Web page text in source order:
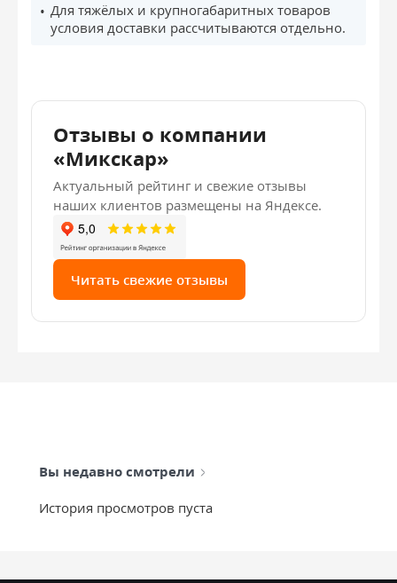
Для тяжёлых и крупногабаритных товаров
условия доставки рассчитываются отдельно.
Отзывы о компании
«Микскар»
Актуальный рейтинг и свежие отзывы
наших клиентов размещены на Яндексе.
Читать свежие отзывы
Вы недавно смотрели
История просмотров пуста